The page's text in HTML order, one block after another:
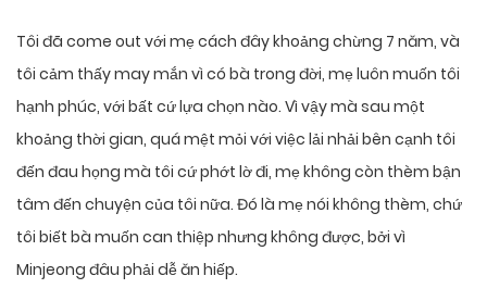
Tôi đã come out với mẹ cách đây khoảng chừng 7 năm, và
tôi cảm thấy may mắn vì có bà trong đời, mẹ luôn muốn tôi
hạnh phúc, với bất cứ lựa chọn nào. Vì vậy mà sau một
khoảng thời gian, quá mệt mỏi với việc lải nhải bên cạnh tôi
đến đau họng mà tôi cứ phớt lờ đi, mẹ không còn thèm bận
tâm đến chuyện của tôi nữa. Đó là mẹ nói không thèm, chứ
tôi biết bà muốn can thiệp nhưng không được, bởi vì
Minjeong đâu phải dễ ăn hiếp.